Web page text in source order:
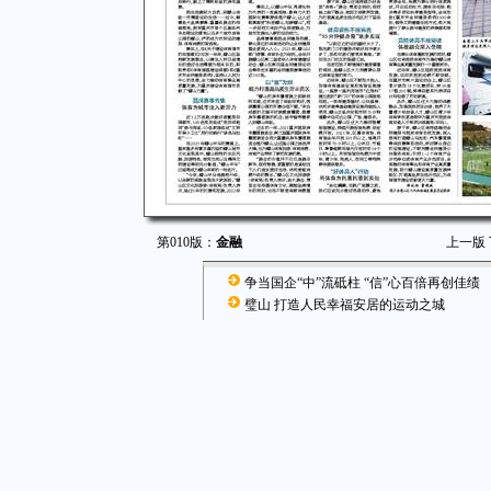
第010版： 金融 上一版
争当国企“中”流砥柱 “信”心百倍再创佳绩
璧山 打造人民幸福安居的运动之城